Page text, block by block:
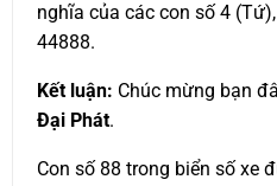
nghĩa của các con số 4
44888.
Kết luận: Chúc mừng bạn
Đại Phát.
Con số 88 trong biển số xe